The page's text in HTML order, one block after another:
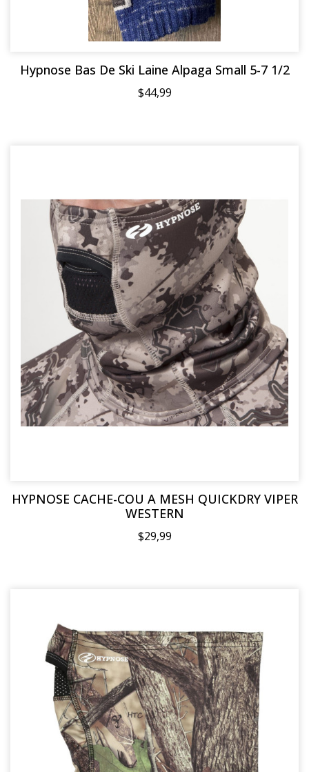
Hypnose Bas De Ski Laine Alpaga Small 5-7 1/2
$44,99
HYPNOSE CACHE-COU A MESH QUICKDRY VIPER
WESTERN
$29,99